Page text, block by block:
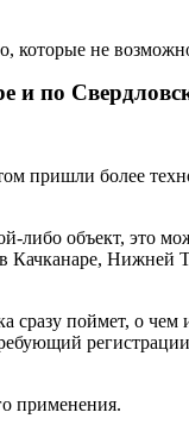
которые не
и по
пришли более
объект, это
Качканаре, Нижней
поймет, о
применения.